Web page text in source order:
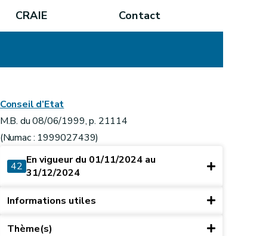
CRAIE Contact
Conseil d’Etat
M.B. du 08/06/1999, p. 21114
(Numac : 1999027439)
42 En vigueur du 01/11/2024 au
31/12/2024
Informations utiles
Thème(s)